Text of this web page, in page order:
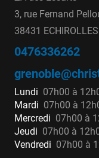
Huot de
charge
Robinet de
YACUO:
avec
tour est
3, rue Fernand
38431
0476336262
Lundi 07h00 à
Mardi 07h00 à
Mercredi 07h00 à
Jeudi 07h00 à
Vendredi 07h00 à